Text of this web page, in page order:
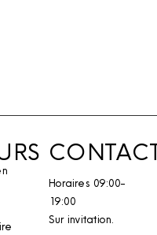
Horaires 09:00-
19:00
Sur invitation.